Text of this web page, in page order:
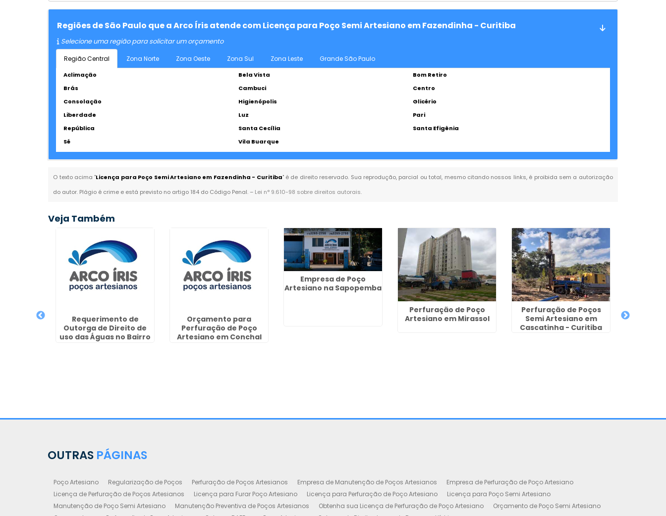
Regiões de São Paulo que a Arco Íris atende com Licença para Poço Semi Artesiano em Fazendinha - Curitiba
Selecione uma região para solicitar um orçamento
Região Central Zona Norte Zona Oeste Zona Sul Zona Leste Grande São Paulo
Aclimação Bela Vista
Bom Retiro
Brás
Cambuci
Centro
Consolação
Higienópolis
Glicério
Liberdade
Luz
Pari
República
Santa Cecília
Santa Efigênia
Sé
Vila Buarque
O texto acima "Licença para Poço Semi Artesiano em Fazendinha - Curitiba" é de direito reservado. Sua reprodução, parcial ou total, mesmo citando nossos links, é proibida sem a autorização
do autor. Plágio é crime e está previsto no artigo 184 do Código Penal. – Lei n° 9.610-98 sobre direitos autorais.
Veja Também
Requerimento de
Outorga de Direito de
uso das Águas no Bairro
Orçamento para
Perfuração de Poço
Artesiano em Conchal
Empresa de Poço
Artesiano na Sapopemba
Perfuração de Poço
Artesiano em Mirassol
Perfuração de Poços
Semi Artesiano em
Cascatinha - Curitiba
OUTRAS PÁGINAS
Poço Artesiano Regularização de Poços Perfuração de Poços Artesianos Empresa de Manutenção de Poços Artesianos
Empresa de Perfuração de Poço Artesiano
Licença de Perfuração de Poços Artesianos
Licença para Furar Poço Artesiano Licença para Perfuração de Poço Artesiano
Licença para Poço Semi Artesiano
Manutenção de Poço Semi Artesiano
Manutenção Preventiva de Poços Artesianos Obtenha sua Licença de Perfuração de Poço Artesiano
Orçamento de Poço Semi Artesiano